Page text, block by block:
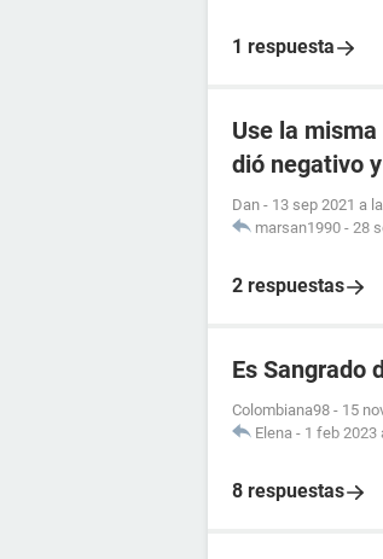
1 respuesta
Use la
dió negativo y
Dan - 13 sep 2021 a
marsan1990 - 28
2 respuestas
Es Sangrado
Colombiana98 - 15
Elena - 1 feb 2023
8 respuestas